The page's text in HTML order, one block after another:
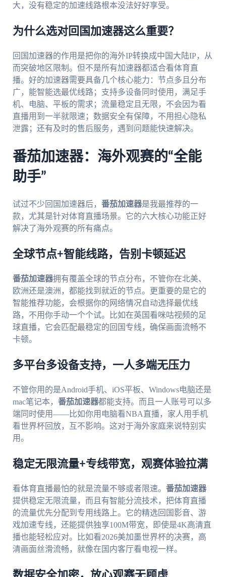
大，没有稳定的加速线路根本没法好好享受。
为什么选对回国加速器这么重要？
回国加速器的作用是把你的海外IP转换成中国大陆IP，从
而突破地区限制。但不是所有加速器都适合看体育直
播。好的加速器需要具备几个核心能力：节点多且分布
广，能智能选最优线路；支持多设备同时使用，满足手
机、电脑、平板的需求；流量稳定且无限，不会因为看
直播用到一半就限速；数据安全有保障，不用担心隐私
泄露；还有及时的售后服务，遇到问题能快速解决。
番茄加速器：海外观赛的“全能
助手”
试过不少回国加速器后， 番茄加速器是我最推荐的一
款，尤其是针对体育直播场景。它的六大核心功能正好
解决了海外观赛的所有痛点。
全球节点+智能线路，告别卡顿延迟
番茄加速器拥有覆盖全球的节点分布，不管你在北美、
欧洲还是澳洲，都能找到就近的节点。更重要的是它的
智能推荐功能，会根据你的网络情况自动选择最优线
路，不用你手动一个个试。比如在英国看咪咕视频的足
球直播，它会匹配最稳定的回国专线，确保画面流畅不
卡顿。
多平台多设备支持，一人多端无压力
不管你用的是Android手机、iOS平板、Windows电脑还是
mac笔记本， 番茄加速器都能支持。而且一人账号可以多
端同时使用——比如你用电脑看NBA直播，家人用手机
看世界杯回放，互不影响。这对于海外家庭来说特别实
用。
稳定无限流量+专线带宽，观赛体验拉满
看体育直播最怕的就是流量不够或者限速。 番茄加速器
提供稳定无限流量，而且有智能分流技术，把体育直播
的流量优先分配到专用线路上。它的精选回国影音、游
戏加速专线，还能提供独享100M带宽，即使是4K高清直
播也能轻松应对。比如看2026美加墨世界杯的决赛，高
清画面丝滑流畅，就像在国内客厅看电视一样。